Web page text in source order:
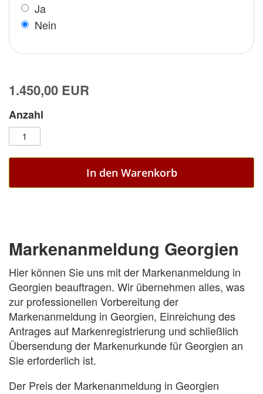
Ja
Nein
1.450,00 EUR
Anzahl
In den Warenkorb
Markenanmeldung Georgien
Hier können Sie uns mit der Markenanmeldung in
Georgien beauftragen. Wir übernehmen alles, was
zur professionellen Vorbereitung der
Markenanmeldung in Georgien, Einreichung des
Antrages auf Markenregistrierung und schließlich
Übersendung der Markenurkunde für Georgien an
Sie erforderlich ist.
Der Preis der Markenanmeldung in Georgien